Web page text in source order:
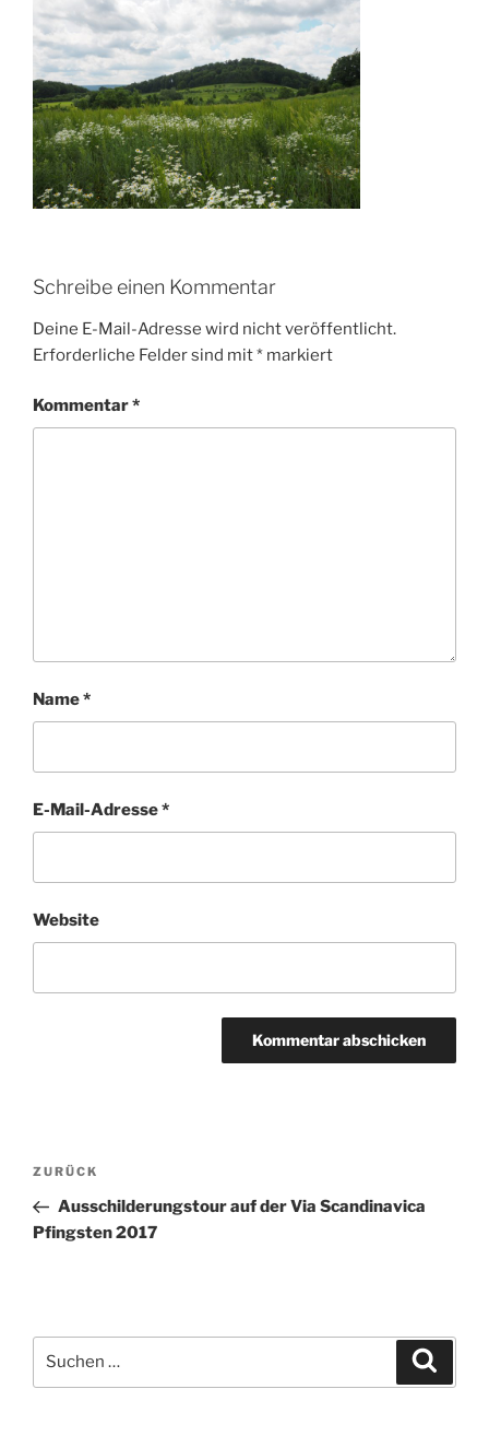
Schreibe einen Kommentar
Deine E-Mail-Adresse wird nicht veröffentlicht.
Erforderliche Felder sind mit* markiert
Kommentar*
Name*
E-Mail-Adresse*
Website
Beitragsnavigation
Vorheriger
Beitrag
ZURÜCK
Ausschilderungstour auf der Via Scandinavica
Pfingsten 2017
nach: